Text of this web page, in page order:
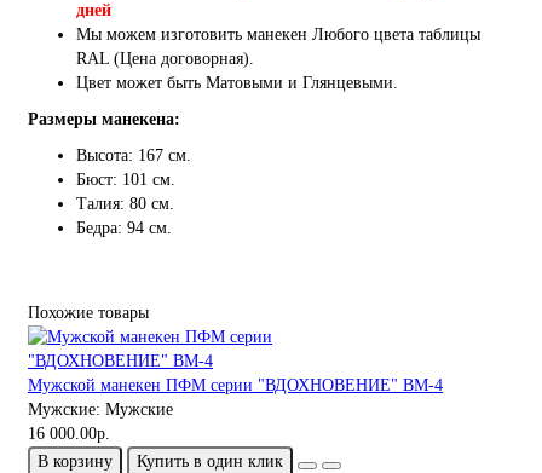
дней
Мы можем изготовить манекен Любого цвета таблицы
RAL (Цена договорная).
Цвет может быть Матовыми и Глянцевыми.
Размеры манекена:
Высота: 167 см.
Бюст: 101 см.
Талия: 80 см.
Бедра: 94 см.
Похожие товары
Мужской манекен ПФМ серии "ВДОХНОВЕНИЕ" ВМ-4
Мужские: Мужские
16 000.00р.
В корзину
Купить в один клик